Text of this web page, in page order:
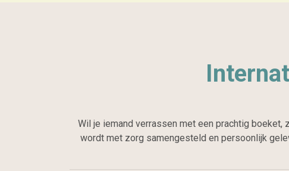
Wil je iemand verrassen met een prachtig
wordt met zorg samengesteld en persoonlijk